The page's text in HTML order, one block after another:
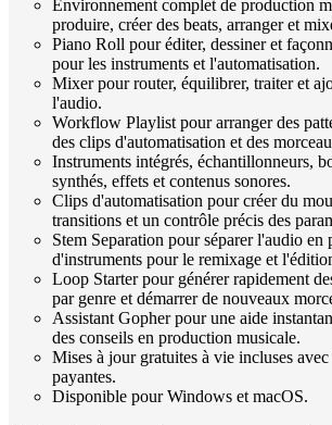
Environnement complet de production
produire, créer des beats, arranger et
Piano Roll pour éditer, dessiner et
pour les instruments et l'automatisation.
Mixer pour router, équilibrer, traiter et
l'audio.
Workflow Playlist pour arranger des
des clips d'automatisation et des
Instruments intégrés, échantillonneurs,
synthés, effets et contenus sonores.
Clips d'automatisation pour créer du
transitions et un contrôle précis des
Stem Separation pour séparer l'audio en
d'instruments pour le remixage et
Loop Starter pour générer rapidement
par genre et démarrer de nouveaux
Assistant Gopher pour une aide
des conseils en production musicale.
Mises à jour gratuites à vie incluses
payantes.
Disponible pour Windows et macOS.